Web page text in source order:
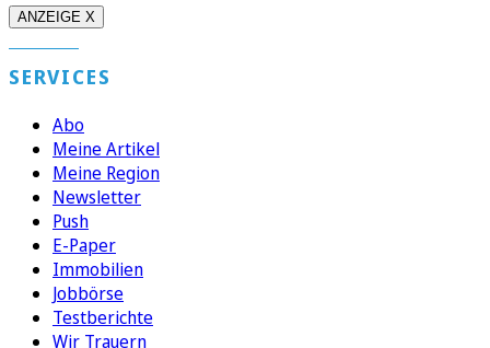
ANZEIGE X
SERVICES
Abo
Meine Artikel
Meine Region
Newsletter
Push
E-Paper
Immobilien
Jobbörse
Testberichte
Wir Trauern